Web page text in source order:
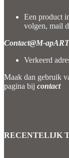
Een product
volgen, mail
Contact@M-
Verkeerd
Maak dan gebruik
pagina bij contact
RECENTELIJK